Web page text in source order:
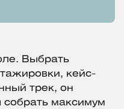
Выбрать
кейс-
трек, он
максимум